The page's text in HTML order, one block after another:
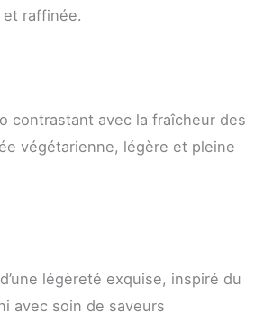
raffinée.
contrastant avec la fraîcheur des
végétarienne, légère et pleine
légèreté exquise, inspiré du
avec soin de saveurs